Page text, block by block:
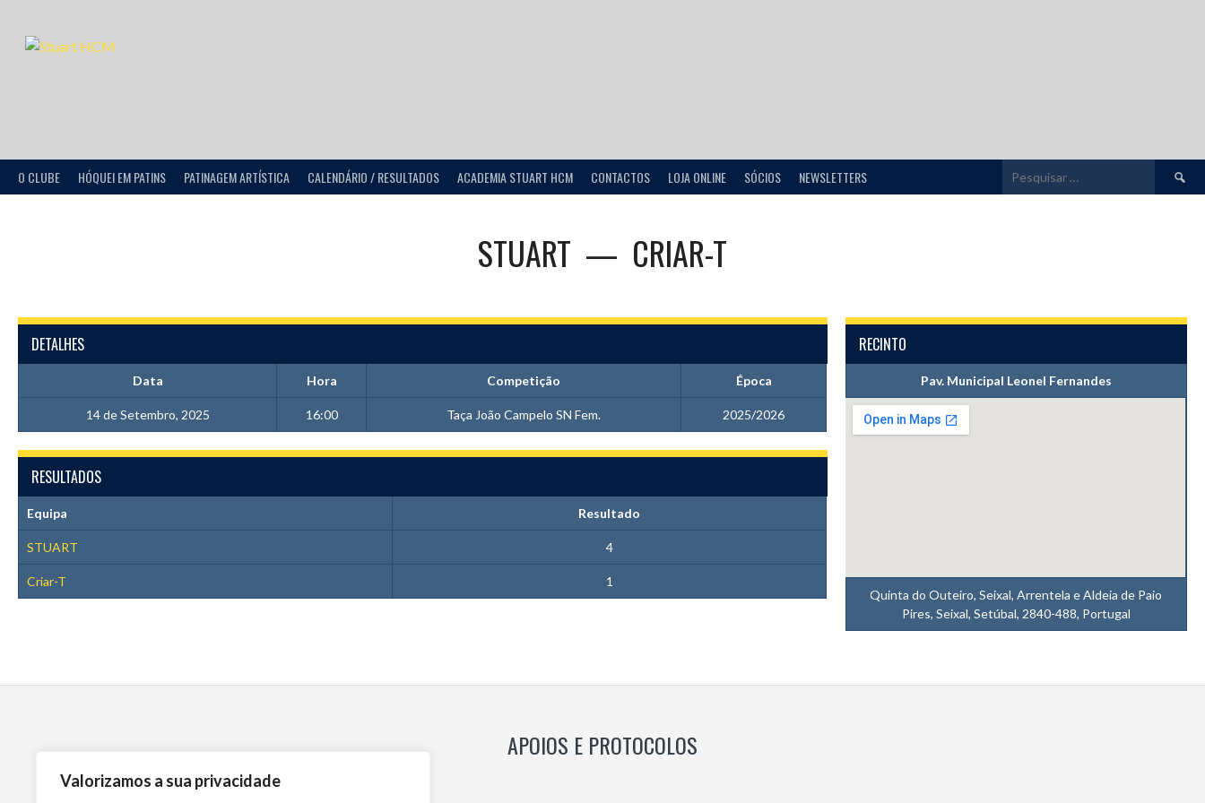
Valorizamos a sua privacidade
O CLUBE HÓQUEI EM PATINS PATINAGEM ARTÍSTICA CALENDÁRIO / RESULTADOS ACADEMIA STUART HCM CONTACTOS LOJA ONLINE SÓCIOS NEWSLETTERS
por:
STUART — CRIAR-T
DETALHES
Data Hora Competição Época
14 de Setembro, 2025 16:00 Taça João Campelo SN Fem. 2025/2026
RECINTO
Pav. Municipal Leonel Fernandes
Quinta do Outeiro, Seixal, Arrentela e Aldeia de Paio
Pires, Seixal, Setúbal, 2840-488, Portugal
RESULTADOS
Equipa Resultado
STUART 4
Criar-T 1
APOIOS E PROTOCOLOS